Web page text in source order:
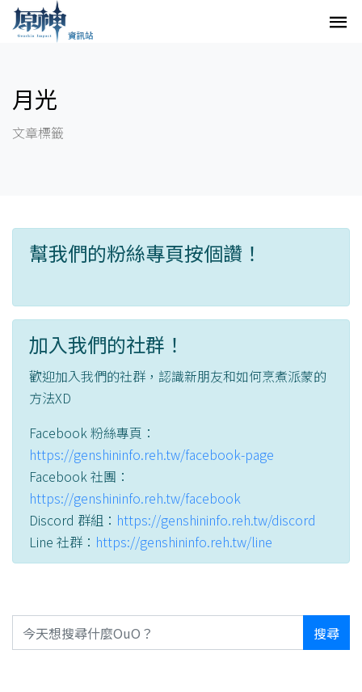
月光
文章標籤
幫我們的粉絲專頁按個讚！
加入我們的社群！
歡迎加入我們的社群，認識新朋友和如何烹煮派蒙的
方法XD
Facebook 粉絲專頁：
https://genshininfo.reh.tw/facebook-page
Facebook 社團：
https://genshininfo.reh.tw/facebook
Discord 群組： https://genshininfo.reh.tw/discord
Line 社群： https://genshininfo.reh.tw/line
搜尋